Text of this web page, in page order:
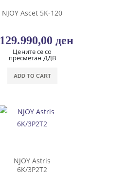
NJOY Ascet 5K-120
129.990,00 ден
Цените се со
пресметан ДДВ
ADD TO CART
NJOY Astris
6K/3P2T2